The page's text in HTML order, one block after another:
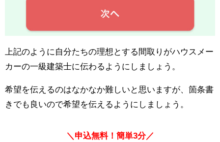
上記のように自分たちの理想とする間取りがハウスメー
カーの一級建築士に伝わるようにしましょう。
希望を伝えるのはなかなか難しいと思いますが、箇条書
きでも良いので希望を伝えるようにしましょう。
＼申込無料！簡単3分／